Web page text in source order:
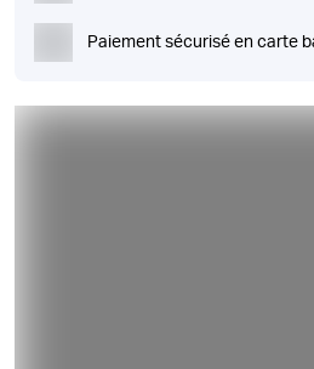
Paiement sécurisé en carte